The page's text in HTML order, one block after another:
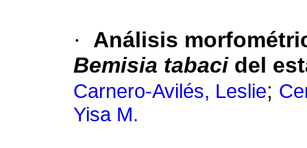
·
Análisis
Bemisia tabacidel
Carnero-Avilés, Leslie;
Yisa M.